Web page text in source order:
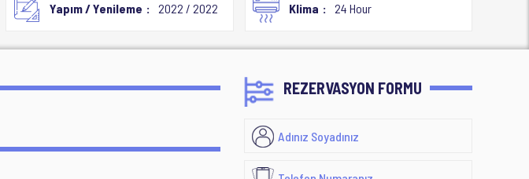
Yapım / Yenileme 2022 / 2022 Klima 24 Hour
REZERVASYON FORMU